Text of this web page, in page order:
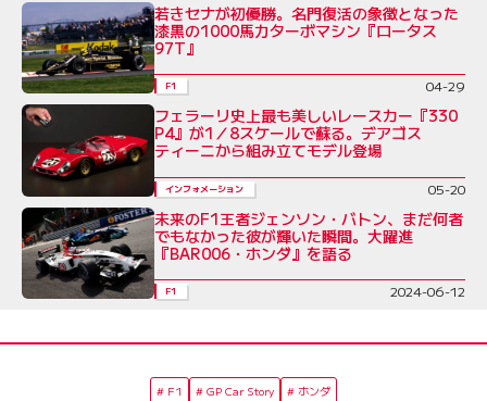
若きセナが初優勝。名門復活の象徴となった
漆黒の1000馬力ターボマシン『ロータス
97T』
F1 04-29
フェラーリ史上最も美しいレースカー『330
P4』が1／8スケールで蘇る。デアゴス
ティーニから組み立てモデル登場
インフォメーション 05-20
未来のF1王者ジェンソン・バトン、まだ何者
でもなかった彼が輝いた瞬間。大躍進
『BAR006・ホンダ』を語る
F1 2024-06-12
F1 GP Car Story ホンダ